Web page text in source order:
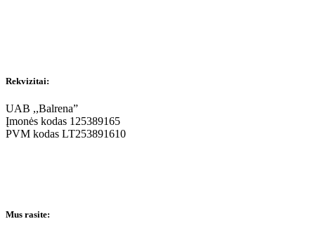
Rekvizitai:
UAB ,,Balrena”
Įmonės kodas 125389165
PVM kodas LT253891610
Mus rasite: